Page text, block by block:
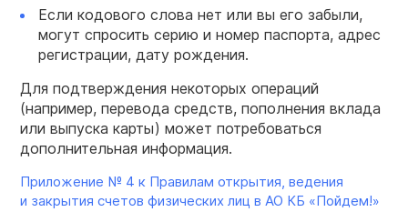
Если кодового слова нет или вы его забыли,
могут спросить серию и номер паспорта, адрес
регистрации, дату рождения.
Для подтверждения некоторых операций
(например, перевода средств, пополнения вклада
или выпуска карты) может потребоваться
дополнительная информация.
Приложение № 4 к Правилам открытия, ведения
и закрытия счетов физических лиц в АО КБ «Пойдем!»